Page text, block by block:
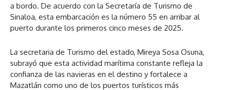
a bordo. De acuerdo con la Secretaría de Turismo de
Sinaloa, esta embarcación es la número 55 en arribar al
puerto durante los primeros cinco meses de 2025.
La secretaria de Turismo del estado, Mireya Sosa Osuna,
subrayó que esta actividad marítima constante refleja la
confianza de las navieras en el destino y fortalece a
Mazatlán como uno de los puertos turísticos más